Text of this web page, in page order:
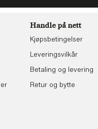
Handle på nett
Kjøpsbetingelser
Leveringsvilkår
Betaling og levering
Retur og bytte